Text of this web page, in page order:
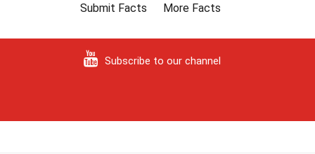
Submit Facts
More Facts
Subscribe to our channel